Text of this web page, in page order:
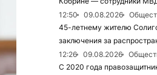
12:50
09.08.2026
45-летнему жителю
заключения за
12:26
09.08.2026
С 2020 года